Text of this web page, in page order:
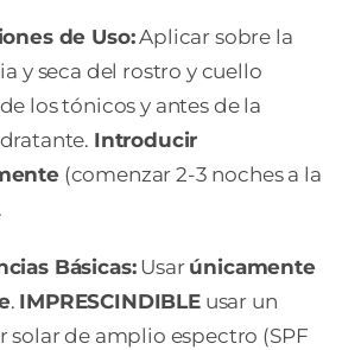
de Uso:Aplicar sobre la
y seca del rostro y cuello
los tónicos y antes de la
Introducir
(comenzar 2-3 noches a la
Básicas:Usar únicamente
. IMPRESCINDIBLEusar un
solar de amplio espectro (SPF